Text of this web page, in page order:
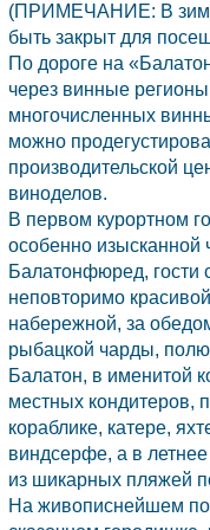
(ПРИМЕЧАНИЕ: В
быть закрыт для
По дороге на
через винные
многочисленных
можно
производительской
виноделов.
В первом курортном
особенно изысканной
Балатонфюред, гости
неповторимо
набережной, за
рыбацкой чарды,
Балатон, в именитой
местных кондитеров,
кораблике, катере,
виндсерфе, а в
из шикарных пляжей
На живописнейшем